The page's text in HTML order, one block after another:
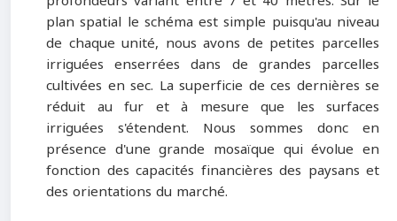
plan spatial le schéma est simple puisqu'au niveau
de chaque unité, nous avons de petites parcelles
irriguées enserrées dans de grandes parcelles
cultivées en sec. La superficie de ces dernières se
réduit au fur et à mesure que les surfaces
irriguées s'étendent. Nous sommes donc en
présence d'une grande mosaïque qui évolue en
fonction des capacités financières des paysans et
des orientations du marché.